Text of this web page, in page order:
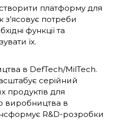
платформу для
з’ясовує потреби
функції та
їх.
в DefTech/MilTech.
серійний
продуктів для
в
R&D-розробки